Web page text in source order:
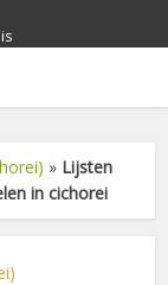
» Lijsten
in cichorei